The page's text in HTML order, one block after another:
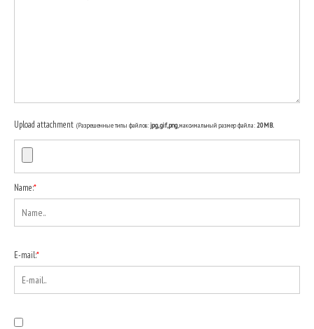
Upload attachment (Разрешенные типы файлов:jpg, gif, png, максимальный размер файла: 20MB.
Name:*
E-mail:*